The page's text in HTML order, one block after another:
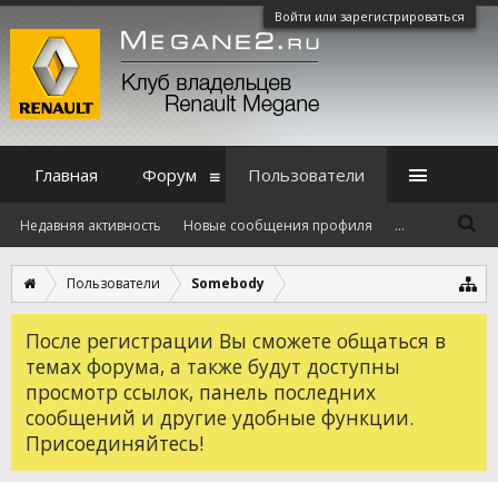
Войти или зарегистрироваться
Пользователи Somebody
После регистрации Вы сможете общаться в
темах форума, а также будут доступны
просмотр ссылок, панель последних
сообщений и другие удобные функции.
Присоединяйтесь!
Главная Форум Пользователи
Недавняя активность Новые сообщения профиля ...